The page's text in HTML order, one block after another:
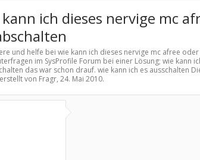
ich dieses nervige mc
und helfe bei wie kann ich dieses nervige mc afree
im SysProfile Forum bei einer Lösung; wie kann
das war schon drauf. wie kann ich es ausschalten
von Fragr, 24. Mai 2010.